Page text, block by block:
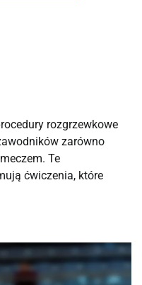
rozgrzewkowe
zarówno
Te
ćwiczenia, które